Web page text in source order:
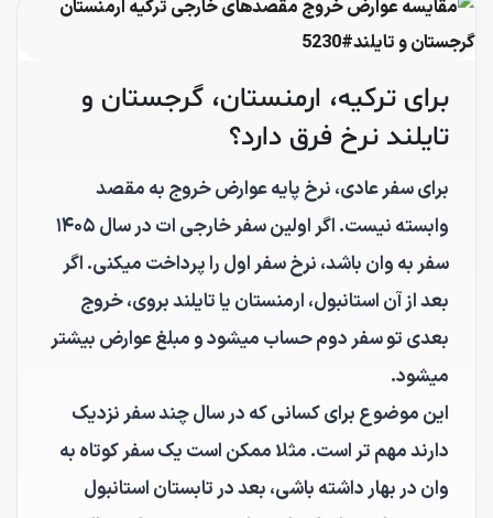
برای ترکیه، ارمنستان، گرجستان و
تایلند نرخ فرق دارد؟
برای سفر عادی، نرخ پایه عوارض خروج به مقصد
وابسته نیست. اگر اولین سفر خارجی ات در سال ۱۴۰۵
سفر به وان باشد، نرخ سفر اول را پرداخت میکنی. اگر
بعد از آن استانبول، ارمنستان یا تایلند بروی، خروج
بعدی تو سفر دوم حساب میشود و مبلغ عوارض بیشتر
میشود.
این موضوع برای کسانی که در سال چند سفر نزدیک
دارند مهم تر است. مثلا ممکن است یک سفر کوتاه به
وان در بهار داشته باشی، بعد در تابستان استانبول